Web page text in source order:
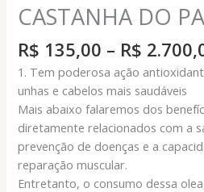
CASTANHA DO
R$ 135,00 – R$
1. Tem poderosa ação
unhas e cabelos mais saudáveis
Mais abaixo falaremos dos
diretamente relacionados com a
prevenção de doenças e a
reparação muscular.
Entretanto, o consumo dessa